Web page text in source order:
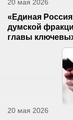
20 мая 2026
«Единая
думской
главы
20 мая 2026